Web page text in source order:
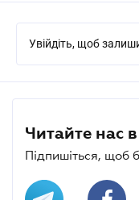
Увійдіть, щоб
Читайте нас
Підпишіться, щоб